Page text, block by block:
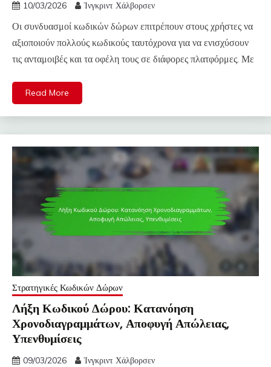
10/03/2026 Ίνγκριντ Χάλβορσεν
Οι συνδυασμοί κωδικών δώρων επιτρέπουν στους χρήστες να
αξιοποιούν πολλούς κωδικούς ταυτόχρονα για να ενισχύσουν
τις ανταμοιβές και τα οφέλη τους σε διάφορες πλατφόρμες. Με
Read More
Στρατηγικές Κωδικών Δώρων
Λήξη Κωδικού Δώρου: Κατανόηση
Χρονοδιαγραμμάτων, Αποφυγή Απώλειας,
Υπενθυμίσεις
09/03/2026 Ίνγκριντ Χάλβορσεν